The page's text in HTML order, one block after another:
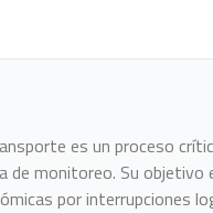
es un proceso
de monitoreo. Su
por interrupciones